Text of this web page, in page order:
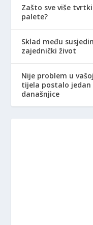
Zašto sve više
palete?
Sklad među
zajednički život
Nije problem u
tijela postalo
današnjice